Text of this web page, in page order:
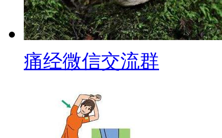
痛经微信交流群